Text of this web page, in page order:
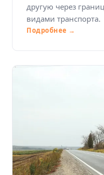
другую через
видами транспорта.
Подробнее →